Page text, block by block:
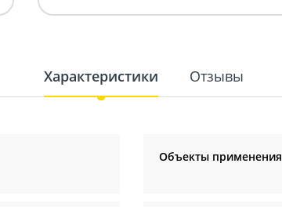
Характеристики Отзывы
Объекты применения